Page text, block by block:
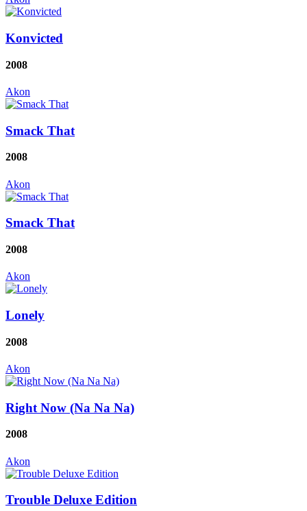
Konvicted
2008
Akon
Smack That
2008
Akon
Smack That
2008
Akon
Lonely
2008
Akon
Right Now (Na Na Na)
2008
Akon
Trouble Deluxe Edition